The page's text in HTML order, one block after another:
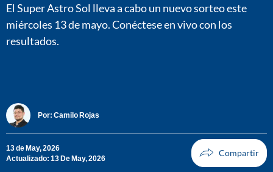
El Super Astro Sol lleva a cabo un nuevo sorteo este
miércoles 13 de mayo. Conéctese en vivo con los
resultados.
Por: Camilo Rojas
13 de May, 2026
Actualizado: 13 De May, 2026